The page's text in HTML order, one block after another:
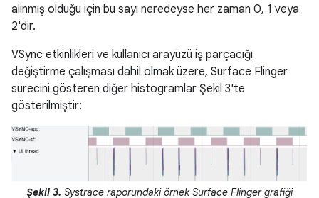
alınmış olduğu için bu sayı neredeyse her zaman 0, 1 veya
2'dir.
VSync etkinlikleri ve kullanıcı arayüzü iş parçacığı
değiştirme çalışması dahil olmak üzere, Surface Flinger
sürecini gösteren diğer histogramlar Şekil 3'te
gösterilmiştir:
Şekil 3. Systrace raporundaki örnek Surface Flinger grafiği